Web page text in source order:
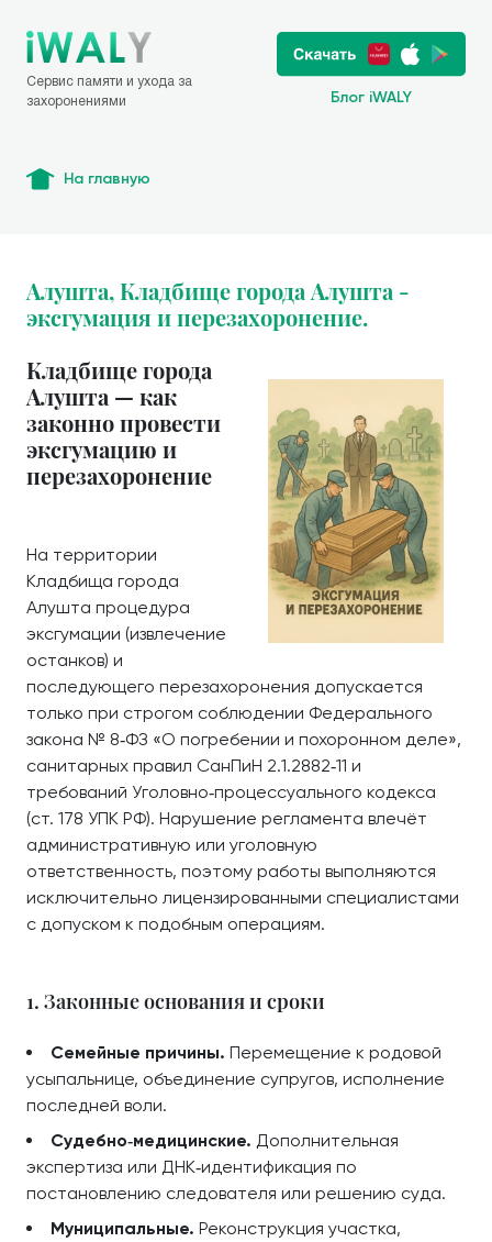
Сервис памяти и ухода за
захоронениями
Блог iWALY
На главную
Алушта, Кладбище города Алушта -
эксгумация и перезахоронение.
Кладбище города
Алушта — как
законно провести
эксгумацию и
перезахоронение
На территории
Кладбища города
Алушта процедура
эксгумации (извлечение
останков) и
последующего перезахоронения допускается
только при строгом соблюдении Федерального
закона № 8‑ФЗ «О погребении и похоронном деле»,
санитарных правил СанПиН 2.1.2882‑11 и
требований Уголовно‑процессуального кодекса
(ст. 178 УПК РФ). Нарушение регламента влечёт
административную или уголовную
ответственность, поэтому работы выполняются
исключительно лицензированными специалистами
с допуском к подобным операциям.
1. Законные основания и сроки
Семейные причины. Перемещение к родовой
усыпальнице, объединение супругов, исполнение
последней воли.
Судебно‑медицинские. Дополнительная
экспертиза или ДНК‑идентификация по
постановлению следователя или решению суда.
Муниципальные. Реконструкция участка,